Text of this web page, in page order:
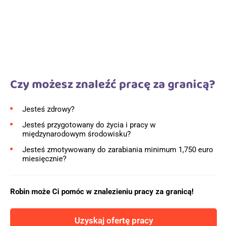
Czy możesz znaleźć pracę za granicą?
Jesteś zdrowy?
Jesteś przygotowany do życia i pracy w
międzynarodowym środowisku?
Jesteś zmotywowany do zarabiania minimum 1,750 euro
miesięcznie?
Robin może Ci pomóc w znalezieniu pracy za granicą!
Uzyskaj ofertę pracy